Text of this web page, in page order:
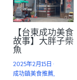
【台東成功美食
故事】大胖子柴
魚
2025年2月15日 ·
成功鎮美食推薦,